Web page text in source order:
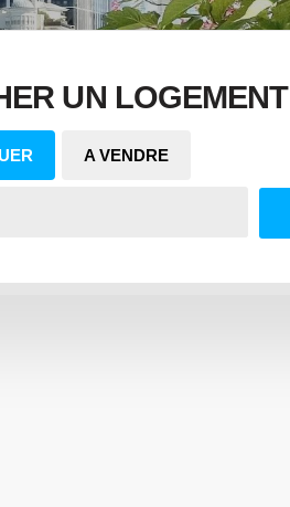
UN LOGEMENT
A VENDRE